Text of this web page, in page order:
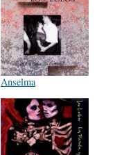
Anselma